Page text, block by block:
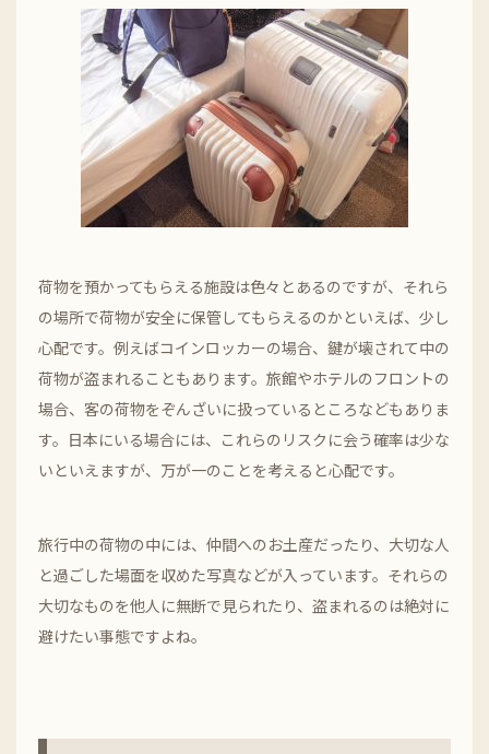
荷物を預かってもらえる施設は色々とあるのですが、それら
の場所で荷物が安全に保管してもらえるのかといえば、少し
心配です。例えばコインロッカーの場合、鍵が壊されて中の
荷物が盗まれることもあります。旅館やホテルのフロントの
場合、客の荷物をぞんざいに扱っているところなどもありま
す。日本にいる場合には、これらのリスクに会う確率は少な
いといえますが、万が一のことを考えると心配です。
旅行中の荷物の中には、仲間へのお土産だったり、大切な人
と過ごした場面を収めた写真などが入っています。それらの
大切なものを他人に無断で見られたり、盗まれるのは絶対に
避けたい事態ですよね。